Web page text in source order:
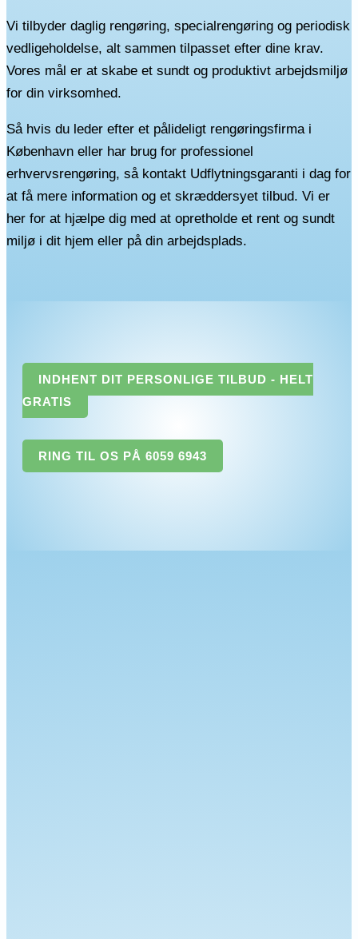
Vi tilbyder daglig rengøring, specialrengøring og periodisk
vedligeholdelse, alt sammen tilpasset efter dine krav.
Vores mål er at skabe et sundt og produktivt arbejdsmiljø
for din virksomhed.
Så hvis du leder efter et pålideligt rengøringsfirma i
København eller har brug for professionel
erhvervsrengøring, så kontakt Udflytningsgaranti i dag for
at få mere information og et skræddersyet tilbud. Vi er
her for at hjælpe dig med at opretholde et rent og sundt
miljø i dit hjem eller på din arbejdsplads.
INDHENT DIT PERSONLIGE TILBUD - HELT
GRATIS
RING TIL OS PÅ 6059 6943